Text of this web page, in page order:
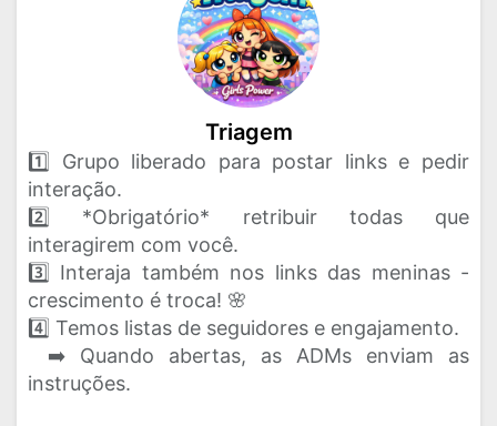
Triagem
1️⃣ Grupo liberado para postar links e pedir
interação.
2️⃣ *Obrigatório* retribuir todas que
interagirem com você.
3️⃣ Interaja também nos links das meninas -
crescimento é troca! 🌸
4️⃣ Temos listas de seguidores e engajamento.
➡️ Quando abertas, as ADMs enviam as
instruções.